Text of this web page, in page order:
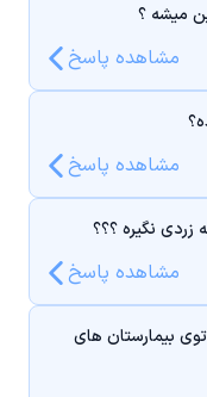
میشه ؟
مشاهده پاسخ
مشاهده پاسخ
زردی نگیره ؟؟؟
مشاهده پاسخ
بیمارستان های